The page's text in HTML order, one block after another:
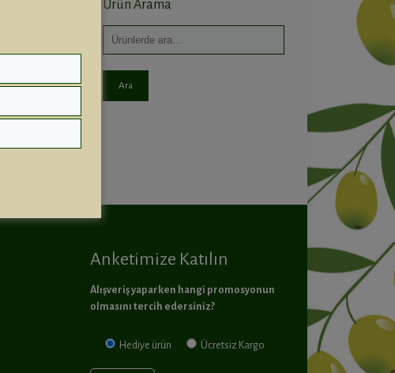
Ürün Arama
Ara
Anketimize Katılın
Alışveriş yaparken hangi promosyonun
olmasını tercih edersiniz?
Hediye ürün Ücretsiz Kargo